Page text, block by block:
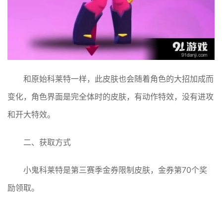
和原始科莱特一样，此皮肤也会随着角色的大招加成而
变化，角色界面是完全体时的皮肤，有动作特效，没有进攻
和开大特效。
二、获取方式
小鬼科莱特是第三赛季金券限制皮肤，金券第70个奖
励领取。